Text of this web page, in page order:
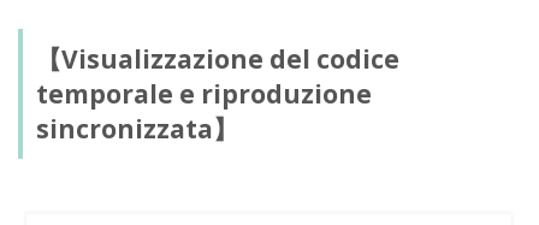
【Visualizzazione del codice
temporale e riproduzione
sincronizzata】